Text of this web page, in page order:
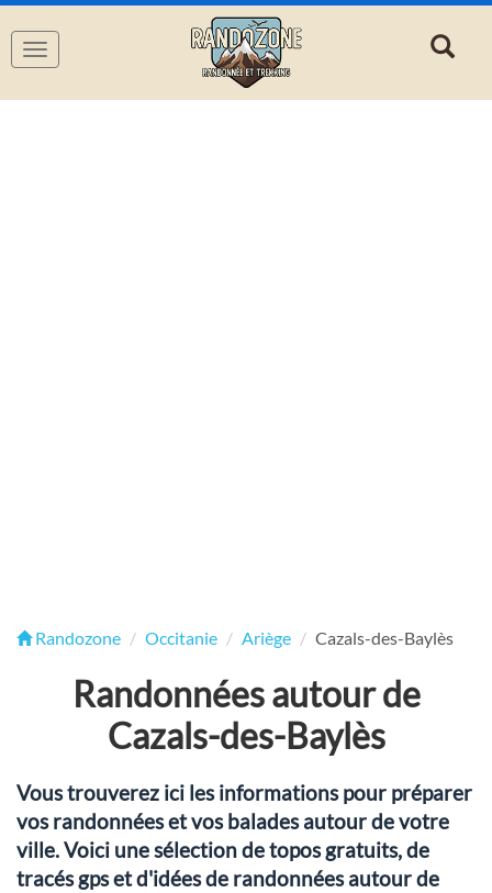
Navigation
Randozone Occitanie Ariège Cazals-des-Baylès
Randonnées autour de
Cazals-des-Baylès
Vous trouverez ici les informations pour préparer
vos randonnées et vos balades autour de votre
ville. Voici une sélection de topos gratuits, de
tracés gps et d'idées de randonnées autour de